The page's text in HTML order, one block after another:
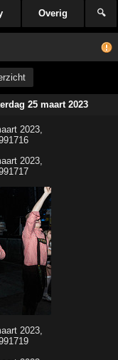
Overig 🔍
25 maart 2023